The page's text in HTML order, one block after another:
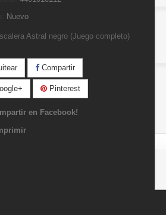
Nuevo
Astral negro (Juego completo)
Compartir
Pinterest
en Facebook!